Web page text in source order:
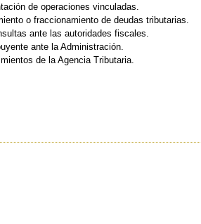
de operaciones vinculadas.
o fraccionamiento de deudas tributarias.
ante las autoridades fiscales.
ante la Administración.
de la Agencia Tributaria.